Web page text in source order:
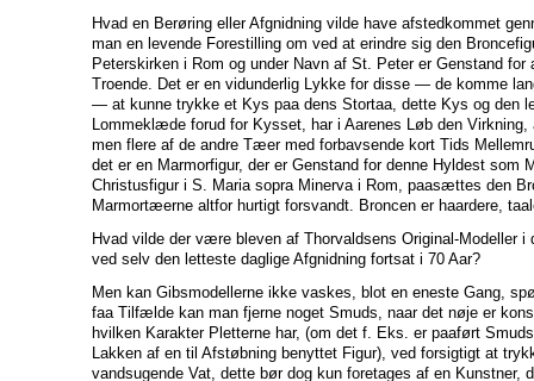
Hvad en Berøring eller Afgnidning vilde have afstedkommet
man en levende Forestilling om ved at erindre sig den
Peterskirken i Rom og under Navn af St. Peter er Genstand
Troende. Det er en vidunderlig Lykke for disse — de komme
— at kunne trykke et Kys paa dens Stortaa, dette Kys og den
Lommeklæde forud for Kysset, har i Aarenes Løb den
men flere af de andre Tæer med forbavsende kort Tids
det er en Marmorfigur, der er Genstand for denne Hyldest som
Christusfigur i S. Maria sopra Minerva i Rom, paasættes den
Marmortæerne altfor hurtigt forsvandt. Broncen er haardere,
Hvad vilde der være bleven af Thorvaldsens Original-Modeller i
ved selv den letteste daglige Afgnidning fortsat i 70 Aar?
Men kan Gibsmodellerne ikke vaskes, blot en eneste Gang,
faa Tilfælde kan man fjerne noget Smuds, naar det nøje er
hvilken Karakter Pletterne har, (om det f. Eks. er paaført
Lakken af en til Afstøbning benyttet Figur), ved forsigtigt at
vandsugende Vat, dette bør dog kun foretages af en Kunstner,